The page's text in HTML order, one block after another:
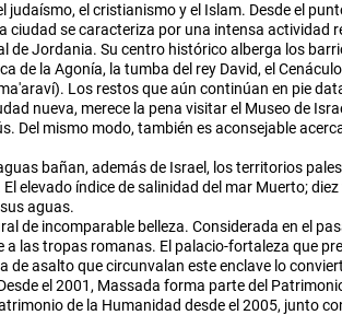
el cristianismo y el Islam. Desde el
se caracteriza por una intensa actividad
Jordania. Su centro histórico alberga los
la Agonía, la tumba del rey David, el
Los restos que aún continúan en pie
nueva, merece la pena visitar el Museo de
mismo modo, también es aconsejable
bañan, además de Israel, los territorios
elevado índice de salinidad del mar Muerto;
aguas.
de incomparable belleza. Considerada en el
las tropas romanas. El palacio-fortaleza que
asalto que circunvalan este enclave lo
el 2001, Massada forma parte del
de la Humanidad desde el 2005, junto